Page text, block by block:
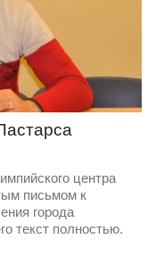
центра
письмом к
города
текст полностью.